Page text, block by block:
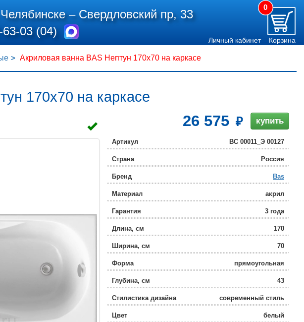
Челябинске –Свердловский пр, 33
63-03 (04)
0
Личный кабинет Корзина
Акриловая ванна BAS Нептун 170x70 на каркасе
170x70 на каркасе
26 575 купить
Артикул ВС 00011_Э 00127
Страна Россия
Бренд Bas
Материал акрил
Гарантия 3 года
Длина, см 170
Ширина, см 70
Форма прямоугольная
Глубина, см 43
Стилистика дизайна современный стиль
Цвет белый